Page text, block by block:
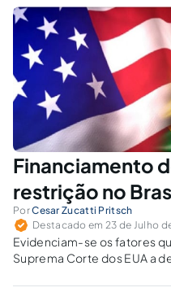
Financiamento
restrição no
PorCesar Zucatti Pritsch
Destacado em 23 de Julho
Evidenciam-se os fatores
Suprema Corte dos EUA a